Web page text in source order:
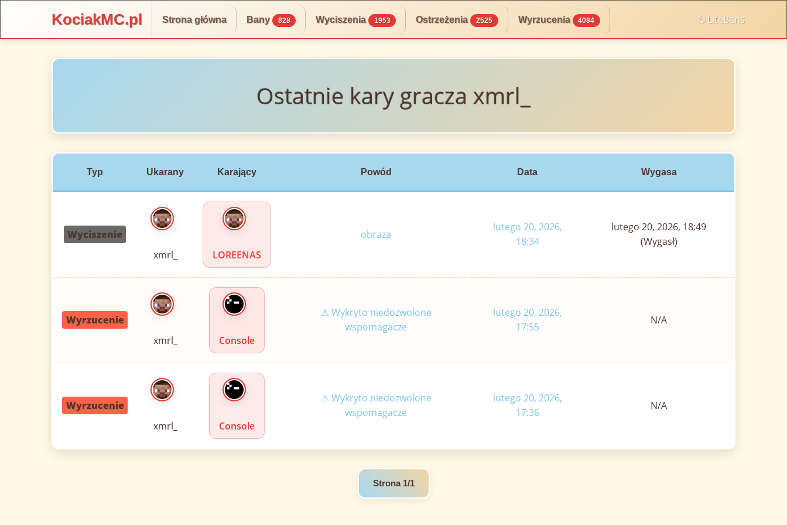
KociakMC.pl Strona główna Bany 828 Wyciszenia 1953 Ostrzeżenia 2525 Wyrzucenia 4084 © LiteBans
Ostatnie kary gracza xmrl_
Typ Ukarany Karający Powód Data Wygasa
Wyciszenie
xmrl_
LOREENAS
obraza
lutego 20, 2026,
18:34
lutego 20, 2026, 18:49
(Wygasł)
Wyrzucenie
xmrl_
Console
⚠ Wykryto niedozwolone
wspomagacze
lutego 20, 2026,
17:55
N/A
Wyrzucenie
xmrl_
Console
⚠ Wykryto niedozwolone
wspomagacze
lutego 20, 2026,
17:36
N/A
Strona 1/1